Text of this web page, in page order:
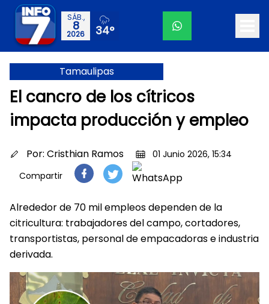
SÁB.,
8
2026 34°
Tamaulipas
El cancro de los cítricos
impacta producción y empleo
Por: Cristhian Ramos
01 Junio 2026, 15:34
Compartir
Alrededor de 70 mil empleos dependen de la
citricultura: trabajadores del campo, cortadores,
transportistas, personal de empacadoras e industria
derivada.